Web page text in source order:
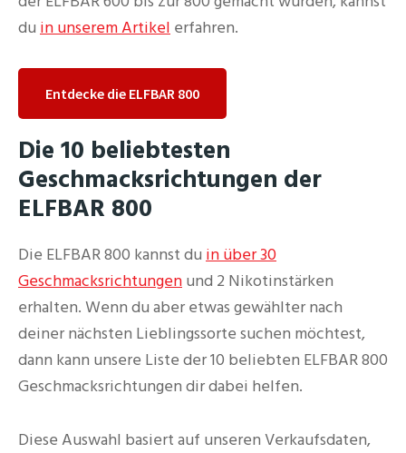
du in unserem Artikel erfahren.
Entdecke die ELFBAR 800
Die 10 beliebtesten
Geschmacksrichtungen der
ELFBAR 800
Die ELFBAR 800 kannst du in über 30
Geschmacksrichtungen und 2 Nikotinstärken
erhalten. Wenn du aber etwas gewählter nach
deiner nächsten Lieblingssorte suchen möchtest,
dann kann unsere Liste der 10 beliebten ELFBAR 800
Geschmacksrichtungen dir dabei helfen.
Diese Auswahl basiert auf unseren Verkaufsdaten,